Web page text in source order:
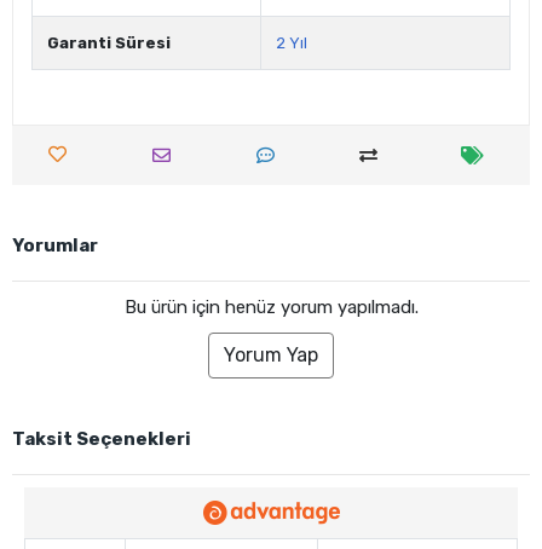
Garanti Süresi 2 Yıl
Yorumlar
Bu ürün için henüz yorum yapılmadı.
Yorum Yap
Taksit Seçenekleri